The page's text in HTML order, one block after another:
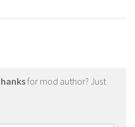
for mod author? Just